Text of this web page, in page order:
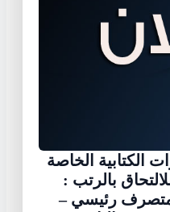
الكتابية الخاصة
بالرتب :
رئيسي –